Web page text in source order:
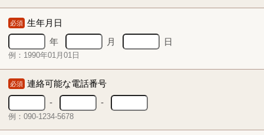
必須 生年月日
年
月 日
例：1990年01月01日
必須 連絡可能な電話番号
-
-
例：090-1234-5678